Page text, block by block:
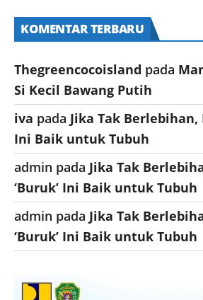
KOMENTAR TERBARU
Thegreencocoisland pada
Si Kecil Bawang Putih
iva pada Jika Tak Berlebihan,
Ini Baik untuk Tubuh
admin pada Jika Tak
‘Buruk’ Ini Baik untuk Tubuh
admin pada Jika Tak
‘Buruk’ Ini Baik untuk Tubuh